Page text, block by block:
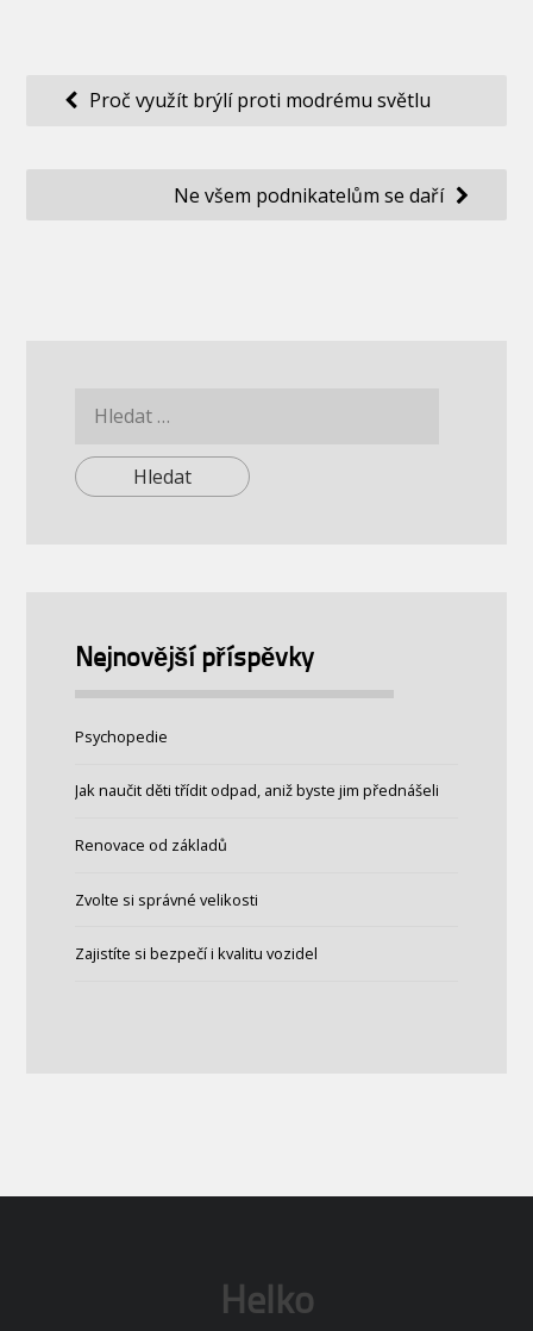
NavigaceProč využít brýlí proti modrému světlu
Ne všem podnikatelům se daří
Nejnovější příspěvky
Psychopedie
Jak naučit děti třídit odpad, aniž byste jim přednášeli
Renovace od základů
Zvolte si správné velikosti
Zajistíte si bezpečí i kvalitu vozidel
Helko